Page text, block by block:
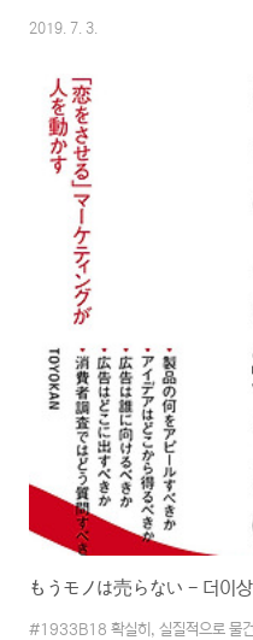
현재의 자신을 돌아봤을 때 다분히 서
로 행운이란 하나의 사건이 아니라
다 자기계발서는 언제 어디서나, 어
라는 것을 이제는 알고 있고 실행만
어렵다는 것을 자각하게 됩니다. 특
한다. 하지만 ‘특별함’은 사회의 굴레..
2019. 7. 3.
もうモノは売らない - 더이
#1933B18 확실히, 실질적으로 물건